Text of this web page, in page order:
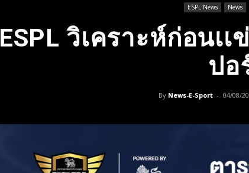
ESPL News News
ESPL วิเคราะห์ก่อนเ
ปอ
By News-E-Sport - 04/08/